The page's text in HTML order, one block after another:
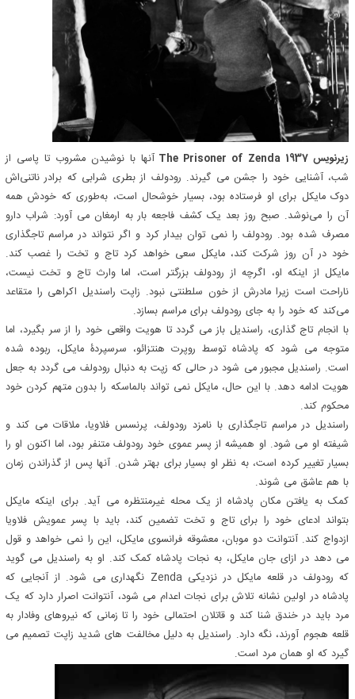
زیرنویس The Prisoner of Zenda 1937
آنها با نوشیدن مشروب تا پاسی از
شب، آشنایی خود را جشن می گیرند. رودولف از بطری شرابی که برادر ناتنی‌اش
دوک مایکل برای او فرستاده بود، بسیار خوشحال است، به‌طوری که خودش همه
آن را می‌نوشد. صبح روز بعد یک کشف فاجعه بار به ارمغان می آورد: شراب دارو
مصرف شده بود. رودولف را نمی توان بیدار کرد و اگر نتواند در مراسم تاجگذاری
خود در آن روز شرکت کند، مایکل سعی خواهد کرد تاج و تخت را غصب کند.
مایکل از اینکه او، اگرچه از رودولف بزرگتر است، اما وارث تاج و تخت نیست،
ناراحت است زیرا مادرش از خون سلطنتی نبود. زاپت راسندیل اکراهی را متقاعد
می‌کند که خود را به جای رودولف برای مراسم بسازد.
با انجام تاج گذاری، راسندیل باز می گردد تا هویت واقعی خود را از سر بگیرد، اما
متوجه می شود که پادشاه توسط روپرت هنتزائو، سرسپردۀ مایکل، ربوده شده
است. راسندیل مجبور می شود در حالی که زپت به دنبال رودولف می گردد به جعل
هویت ادامه دهد. با این حال، مایکل نمی تواند بالماسکه را بدون متهم کردن خود
محکوم کند.
راسندیل در مراسم تاجگذاری با نامزد رودولف، پرنسس فلاویا، ملاقات می کند و
شیفته او می شود. او همیشه از پسر عموی خود رودولف متنفر بود، اما اکنون او را
بسیار تغییر کرده است، به نظر او بسیار برای بهتر شدن. آنها پس از گذراندن زمان
با هم عاشق می شوند.
کمک به یافتن مکان پادشاه از یک محله غیرمنتظره می آید. برای اینکه مایکل
بتواند ادعای خود را برای تاج و تخت تضمین کند، باید با پسر عمویش فلاویا
ازدواج کند. آنتوانت دو موبان، معشوقه فرانسوی مایکل، این را نمی خواهد و قول
می دهد در ازای جان مایکل، به نجات پادشاه کمک کند. او به راسندیل می گوید
که رودولف در قلعه مایکل در نزدیکی Zenda نگهداری می شود. از آنجایی که
پادشاه در اولین نشانه تلاش برای نجات اعدام می شود، آنتوانت اصرار دارد که یک
مرد باید در خندق شنا کند و قاتلان احتمالی خود را تا زمانی که نیروهای وفادار به
قلعه هجوم آورند، نگه دارد. راسندیل به دلیل مخالفت های شدید زاپت تصمیم می
گیرد که او همان مرد است.